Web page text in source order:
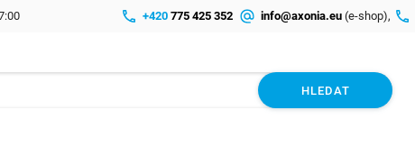
+420 775 425 352 info@axonia.eu (e-shop),
HLEDAT